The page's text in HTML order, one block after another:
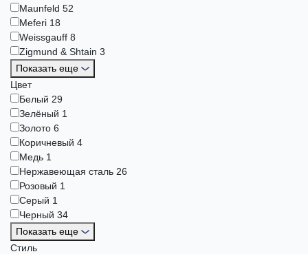
Maunfeld 52
Meferi 18
Weissgauff 8
Zigmund & Shtain 3
Показать еще
Цвет
Белый 29
Зелёный 1
Золото 6
Коричневый 4
Медь 1
Нержавеющая сталь 26
Розовый 1
Серый 1
Черный 34
Показать еще
Стиль